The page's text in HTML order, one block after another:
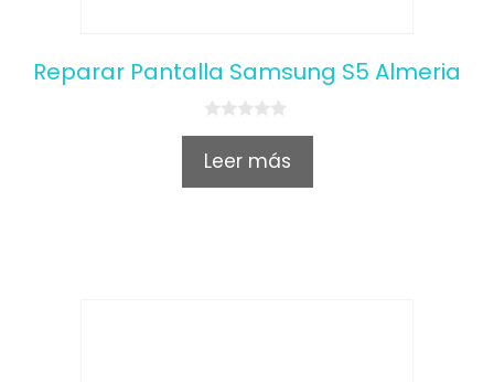
Reparar Pantalla Samsung S5 Almeria
0
u
Leer más